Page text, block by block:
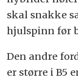
skal snakke
hjulspinn før
Den andre
er større i B5